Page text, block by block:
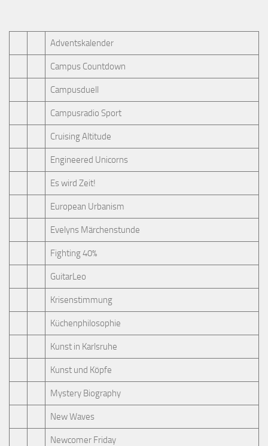
Adventskalender
Campus Countdown
Campusduell
Campusradio Sport
Cruising Altitude
Engineered Unicorns
Es wird Zeit!
European Urbanism
Evelyns Märchenstunde
Fighting 40%
GuitarLeo
Krisenstimmung
Küchenphilosophie
Kunst in Karlsruhe
Kunst und Köpfe
Mystery Biography
New Waves
Newcomer Friday